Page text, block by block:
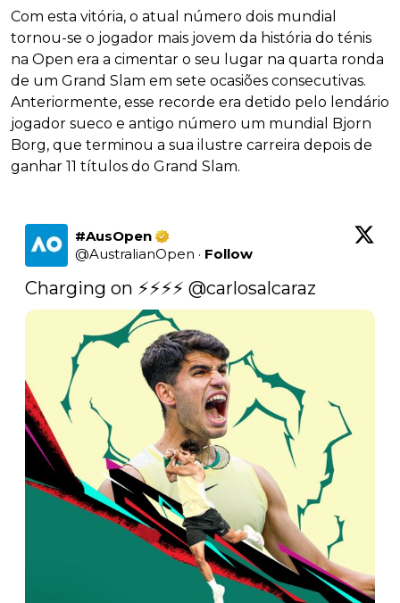
Com esta vitória, o atual número dois mundial
tornou-se o jogador mais jovem da história do ténis
na Open era a cimentar o seu lugar na quarta ronda
de um Grand Slam em sete ocasiões consecutivas.
Anteriormente, esse recorde era detido pelo lendário
jogador sueco e antigo número um mundial Bjorn
Borg, que terminou a sua ilustre carreira depois de
ganhar 11 títulos do Grand Slam.
#AusOpen
@AustralianOpen · Follow
Charging on ⚡️⚡️⚡️⚡️ @carlosalcaraz